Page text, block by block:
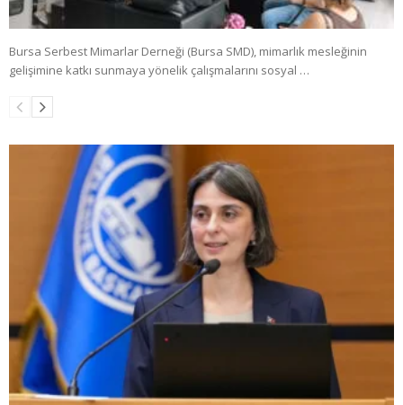
Bursa Serbest Mimarlar Derneği (Bursa SMD), mimarlık mesleğinin
gelişimine katkı sunmaya yönelik çalışmalarını sosyal …